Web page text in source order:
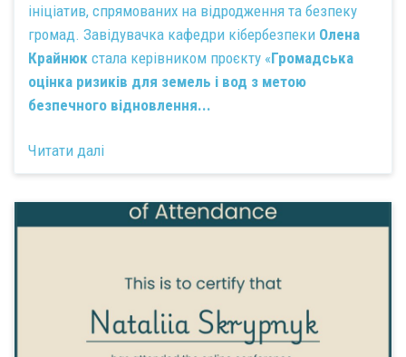
ініціатив, спрямованих на відродження та безпеку
громад. Завідувачка кафедри кібербезпеки Олена
Крайнюк стала керівником проєкту «Громадська
оцінка ризиків для земель і вод з метою
безпечного відновлення...
Читати далі